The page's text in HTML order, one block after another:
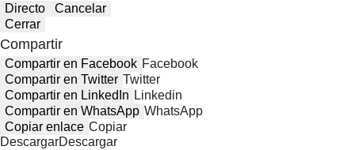
Directo
Cancelar
Cerrar
Compartir
Compartir en Facebook Facebook
Compartir en Twitter Twitter
Compartir en LinkedIn Linkedin
Compartir en WhatsApp WhatsApp
Copiar enlace Copiar
DescargarDescargar